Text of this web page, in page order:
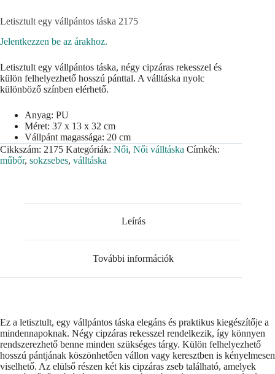
Letisztult egy vállpántos táska 2175
Jelentkezzen be az árakhoz.
Letisztult egy vállpántos táska, négy cipzáras rekesszel és
külön felhelyezhető hosszú pánttal. A válltáska nyolc
különböző színben elérhető.
Anyag: PU
Méret: 37 x 13 x 32 cm
Vállpánt magassága: 20 cm
Cikkszám: 2175 Kategóriák: Női, Női válltáska Címkék:
műbőr, sokzsebes, válltáska
Leírás
További információk
Ez a letisztult, egy vállpántos táska elegáns és praktikus kiegészítője a
mindennapoknak. Négy cipzáras rekesszel rendelkezik, így könnyen
rendszerezhető benne minden szükséges tárgy. Külön felhelyezhető
hosszú pántjának köszönhetően vállon vagy keresztben is kényelmesen
viselhető. Az elülső részen két kis cipzáras zseb található, amelyek